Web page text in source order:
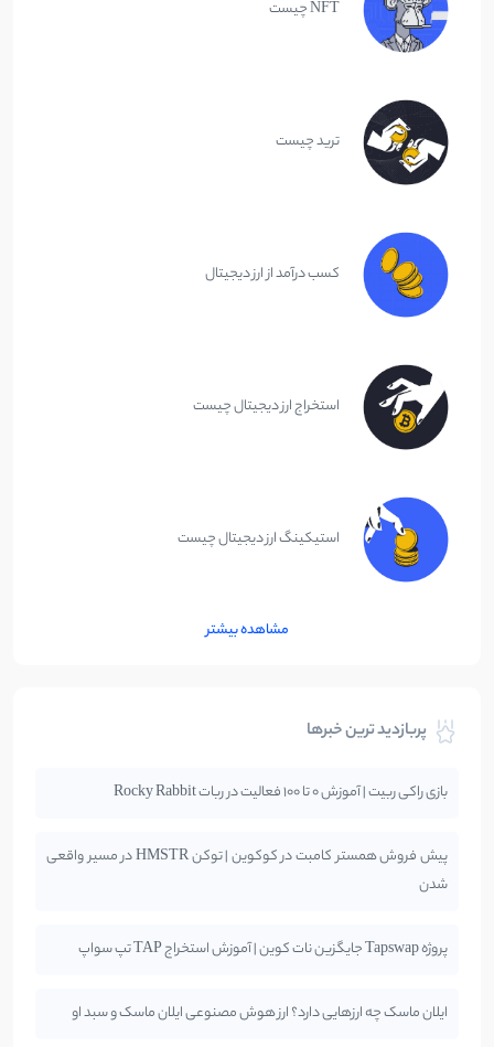
NFT چیست
ترید چیست
کسب درآمد از ارز دیجیتال
استخراج ارز دیجیتال چیست
استیکینگ ارز دیجیتال چیست
مشاهده بیشتر
پربازدید ترین خبرها
بازی راکی ربیت | آموزش 0 تا 100 فعالیت در ربات Rocky Rabbit
پیش فروش همستر کامبت در کوکوین | توکن HMSTR در مسیر واقعی
شدن
پروژه Tapswap جایگزین نات کوین | آموزش استخراج TAP تپ سواپ
ایلان ماسک چه ارزهایی دارد؟ ارز هوش مصنوعی ایلان ماسک و سبد او